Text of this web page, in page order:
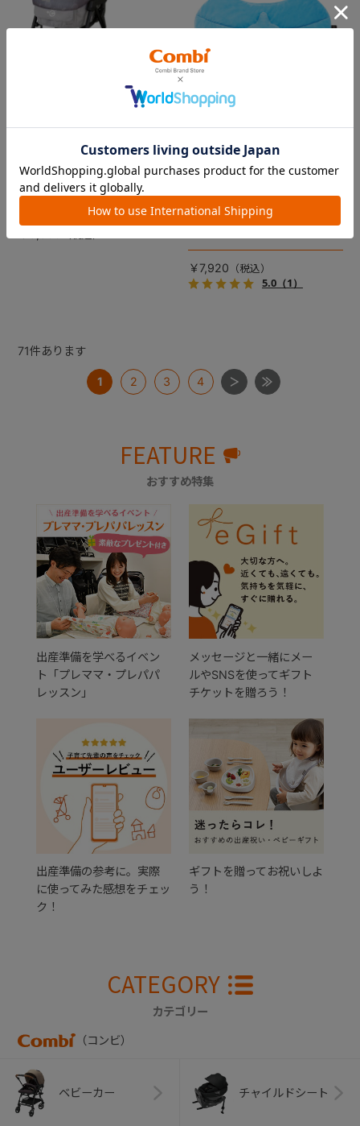
コムペット リバーシブルコン
裏面は接触冷感生地で暑い季
節も快適！ペットカートをお
しゃれに・かわいく・かっこ
DRAGON QUEST PETs コン
フォートクッション スライム
【コムペット ペットカート
用】
愛車の目印に！ふわふわ生地
あごのせクッション。
￥7,920
5.0（1）
71件あります
1 2 3 4
FEATURE
おすすめ特集
出産準備を学べるイベン
ト「プレママ・プレパパ
レッスン」
メッセージと一緒にメー
ルやSNSを使ってギフト
チケットを贈ろう！
出産準備の参考に。実際
に使ってみた感想をチェッ
ク！
ギフトを贈ってお祝いしよ
う！
CATEGORY
カテゴリー
（コンビ）
ベビーカー チャイルドシート